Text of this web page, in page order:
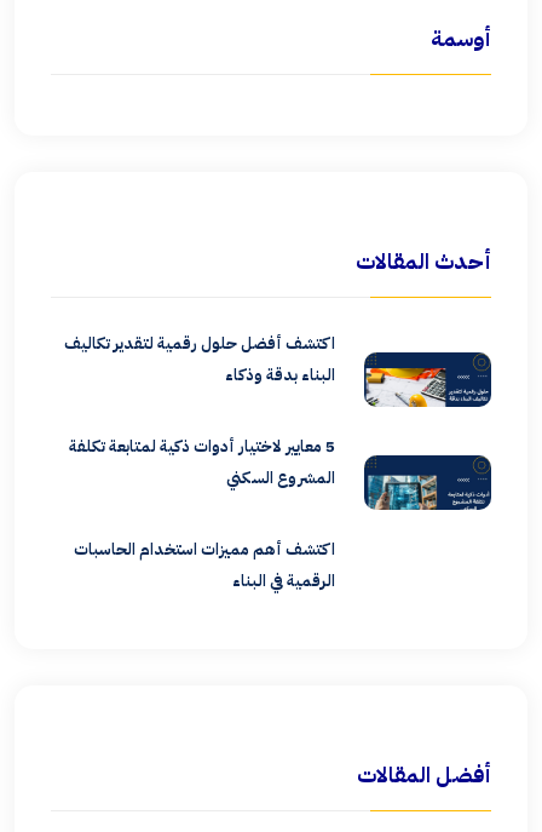
أوسمة
أحدث المقالات
اكتشف أفضل حلول رقمية لتقدير تكاليف
البناء بدقة وذكاء
5 معايير لاختيار أدوات ذكية لمتابعة تكلفة
المشروع السكني
اكتشف أهم مميزات استخدام الحاسبات
الرقمية في البناء
أفضل المقالات